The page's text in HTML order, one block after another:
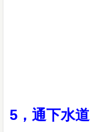
5，通下水道